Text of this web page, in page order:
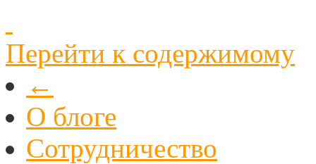
Перейти к содержимому
←
О блоге
Cотрудничество